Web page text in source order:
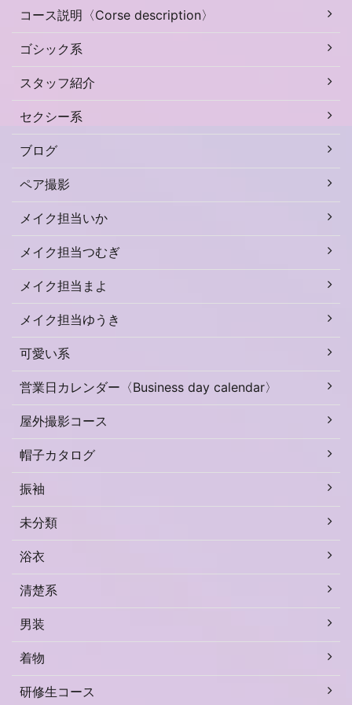
コース説明〈Corse description〉
ゴシック系
スタッフ紹介
セクシー系
ブログ
ペア撮影
メイク担当いか
メイク担当つむぎ
メイク担当まよ
メイク担当ゆうき
可愛い系
営業日カレンダー〈Business day calendar〉
屋外撮影コース
帽子カタログ
振袖
未分類
浴衣
清楚系
男装
着物
研修生コース